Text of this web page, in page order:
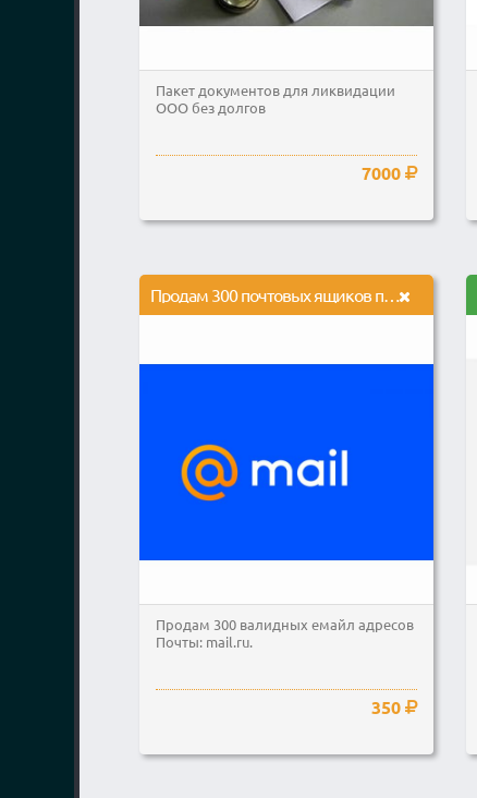
Пакет документов для ликвидации
ООО без долгов
7000
Продам 300 почтовых ящиков почты mail.ru для качественной рассылки
Продам 300 валидных емайл адресов
Почты: mail.ru.
350